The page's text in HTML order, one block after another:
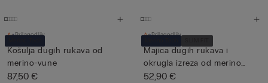
Prilagodljiv
Košulja dugih rukava od
merino-vune
87,50 €
Prilagodljiv
Majica dugih rukava i
okrugla izreza od merino
vun...
52,90 €